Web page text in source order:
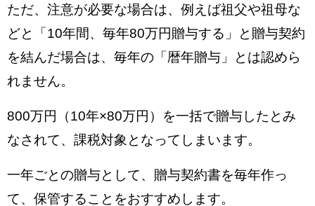
ただ、注意が必要な場合は、 例えば祖父や祖母な
どと「10年間、毎年80万円贈与する」と贈与契約
を結んだ場合は、毎年の「暦年贈与」とは認めら
れません。
800万円（10年×80万円）を一括で贈与したとみ
なされて、課税対象となってしまいます。
一年ごとの贈与として、贈与契約書を毎年作っ
て、保管することをおすすめします。